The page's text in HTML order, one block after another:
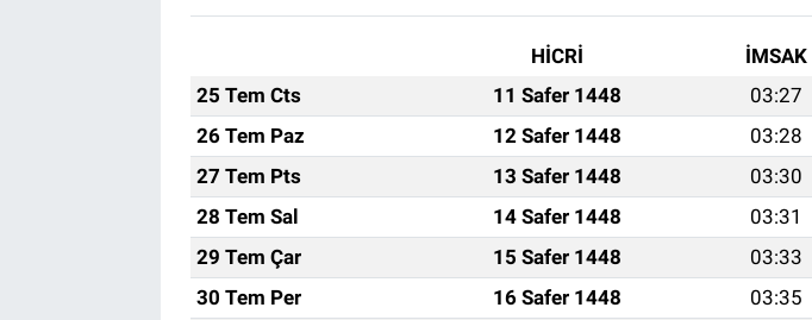
HİCRİ İMSAK
25 Tem Cts
11 Safer 1448 03:27
26 Tem Paz
12 Safer 1448 03:28
27 Tem Pts
13 Safer 1448 03:30
28 Tem Sal
14 Safer 1448 03:31
29 Tem Çar
15 Safer 1448 03:33
30 Tem Per
16 Safer 1448 03:35